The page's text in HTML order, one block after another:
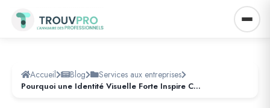
Accueil Blog Services aux entreprises
Pourquoi une Identité Visuelle Forte Inspire Confiance aux Clients B2B